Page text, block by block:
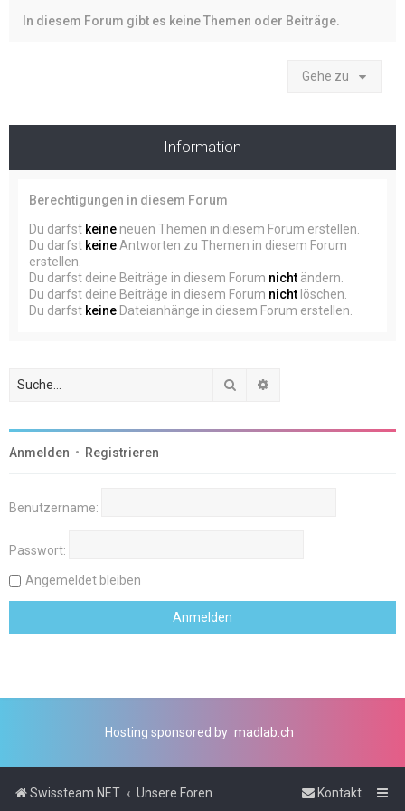
In diesem Forum gibt es keine Themen oder Beiträge.
Gehe zu
Information
Berechtigungen in diesem Forum
Du darfst keine neuen Themen in diesem Forum erstellen.
Du darfst keine Antworten zu Themen in diesem Forum
erstellen.
Du darfst deine Beiträge in diesem Forum nicht ändern.
Du darfst deine Beiträge in diesem Forum nicht löschen.
Du darfst keine Dateianhänge in diesem Forum erstellen.
Suche
Anmelden • Registrieren
Benutzername:
Passwort:
Angemeldet bleiben
Hosting sponsored by madlab.ch
Swissteam.NET Unsere Foren Kontakt